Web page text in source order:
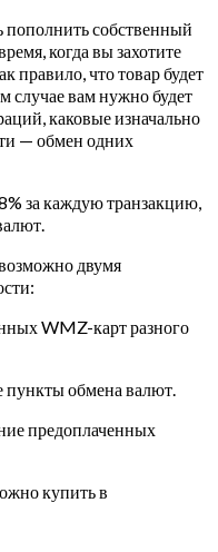
собственный
когда вы захотите
правило, что товар будет
случае вам нужно будет
каковые изначально
— обмен одних
за каждую транзакцию,
двумя
WMZ-карт разного
пункты обмена валют.
предоплаченных
купить в